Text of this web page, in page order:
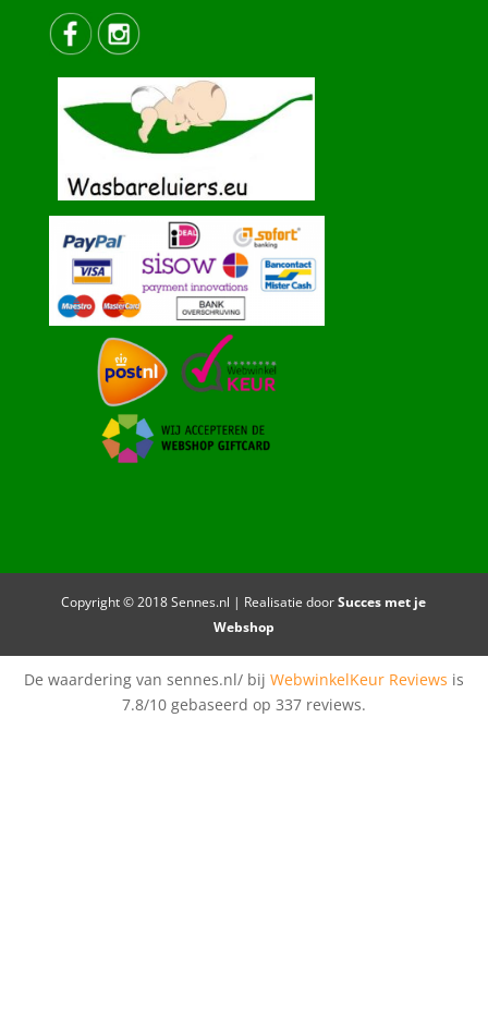
Copyright © 2018 Sennes.nl | Realisatie doorSucces met je
Webshop
De waardering van sennes.nl/ bij WebwinkelKeur Reviews is
7.8/10 gebaseerd op 337 reviews.